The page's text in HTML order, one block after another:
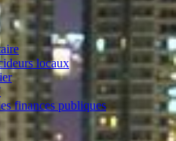
locaux
finances publiques